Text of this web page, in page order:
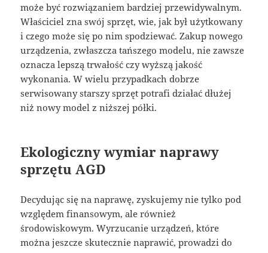
może być rozwiązaniem bardziej przewidywalnym.
Właściciel zna swój sprzęt, wie, jak był użytkowany
i czego może się po nim spodziewać. Zakup nowego
urządzenia, zwłaszcza tańszego modelu, nie zawsze
oznacza lepszą trwałość czy wyższą jakość
wykonania. W wielu przypadkach dobrze
serwisowany starszy sprzęt potrafi działać dłużej
niż nowy model z niższej półki.
Ekologiczny wymiar naprawy
sprzętu AGD
Decydując się na naprawę, zyskujemy nie tylko pod
względem finansowym, ale również
środowiskowym. Wyrzucanie urządzeń, które
można jeszcze skutecznie naprawić, prowadzi do